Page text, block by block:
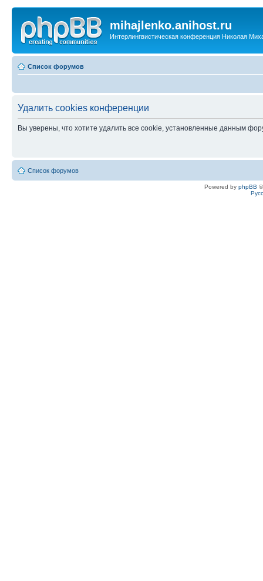
mihajlenko.anihost.ru
Интерлингвистическая конференция Николая
Список форумов
Удалить cookies конференции
Вы уверены, что хотите удалить все cookie, установленные данным
Список форумов
Powered by phpBB